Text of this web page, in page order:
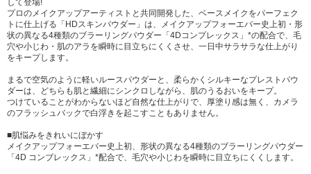
して登場!
プロのメイクアップアーティストと共同開発した、ベースメイクをパーフェク
トに仕上げる「HDスキンパウダー」は、メイクアップフォーエバー史上初・形
状の異なる4種類のブラーリングパウダー「4Dコンプレックス」*の配合で、毛
穴や小じわ・肌のアラを瞬時に目立ちにくくさせ、一日中サラサラな仕上がり
をキープします。
まるで空気のように軽いルースパウダーと、柔らかくシルキーなプレストパウ
ダーは、どちらも肌と繊細にシンクロしながら、肌のうるおいをキープ。
つけていることがわからないほど自然な仕上がりで、厚塗り感は無く、カメラ
のフラッシュバックで白浮きを起こすこともありません。
■肌悩みをきれいにぼかす
メイクアップフォーエバー史上初、形状の異なる4種類のブラーリングパウダー
「4D コンブレックス」*配合で、毛穴や小じわを瞬時に目立ちにくくします。